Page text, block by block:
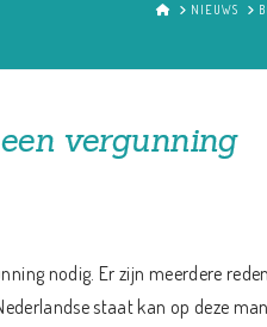
HOMENIEUWS
vergunning
nodig. Er zijn meerdere
staat kan op deze